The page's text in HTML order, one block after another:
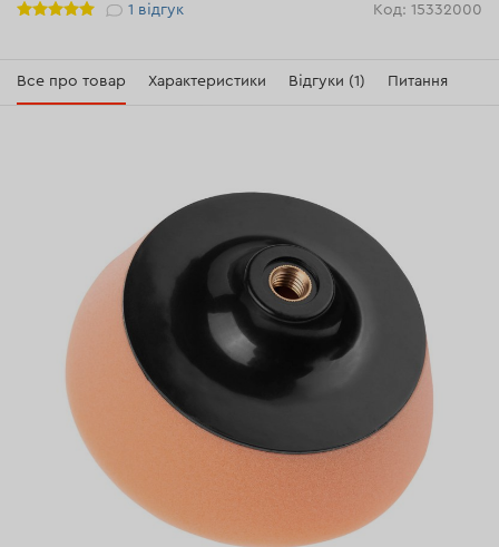
Рейтинг 1 відгук Код: 15332000
Все про товар Характеристики Відгуки (1) Питання